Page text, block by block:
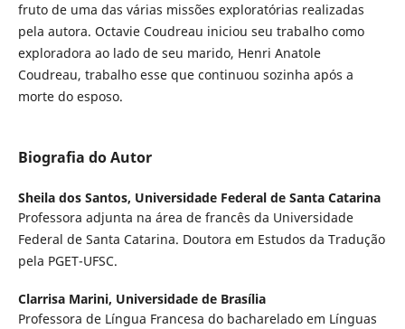
fruto de uma das várias missões exploratórias realizadas
pela autora. Octavie Coudreau iniciou seu trabalho como
exploradora ao lado de seu marido, Henri Anatole
Coudreau, trabalho esse que continuou sozinha após a
morte do esposo.
Biografia do Autor
Sheila dos Santos, Universidade Federal de Santa Catarina
Professora adjunta na área de francês da Universidade
Federal de Santa Catarina. Doutora em Estudos da Tradução
pela PGET-UFSC.
Clarrisa Marini, Universidade de Brasília
Professora de Língua Francesa do bacharelado em Línguas